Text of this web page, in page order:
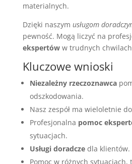
materialnych.
Dzięki naszym usługom
pewność. Mogą liczyć na
ekspertóww trudnych
Kluczowe wnioski
Niezależny rzeczoznawca
odszkodowania.
Nasz zespół ma wieloletnie
Profesjonalna pomoc
sytuacjach.
Usługi doradczedla klientów.
Pomoc w różnych sytuacjach,